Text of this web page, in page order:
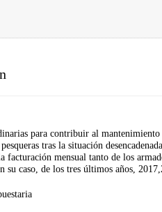
para contribuir al
tras la situación
facturación mensual tanto de los
su caso, de los tres últimos años,